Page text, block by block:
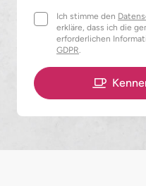
Ich stimme den
erkläre, dass ich die
erforderlichen
GDPR